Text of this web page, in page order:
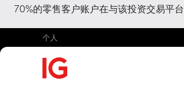
70%的零售客户账户在与该投资交易平
个人